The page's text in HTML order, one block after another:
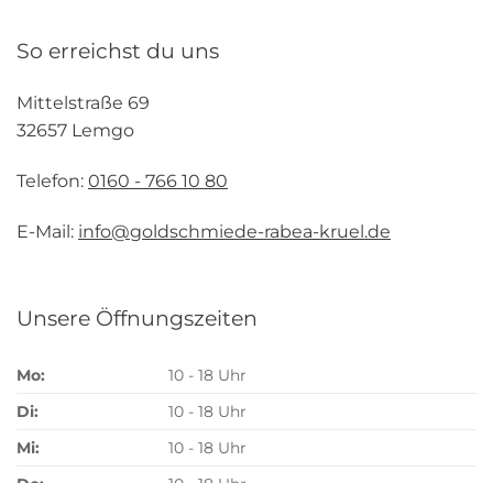
So erreichst du uns
Mittelstraße 69
32657 Lemgo
Telefon: 0160 - 766 10 80
E-Mail: info@goldschmiede-rabea-kruel.de
Unsere Öffnungszeiten
Mo:
10 - 18 Uhr
Di:
10 - 18 Uhr
Mi:
10 - 18 Uhr